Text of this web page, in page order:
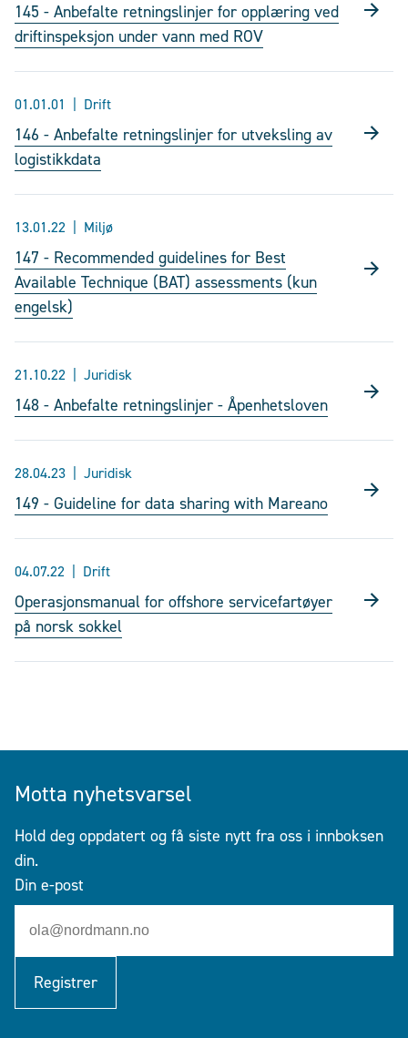
145 - Anbefalte retningslinjer for opplæring ved
driftinspeksjon under vann med ROV
01.01.01 Drift
146 - Anbefalte retningslinjer for utveksling av
logistikkdata
13.01.22 Miljø
147 - Recommended guidelines for Best
Available Technique (BAT) assessments (kun
engelsk)
21.10.22 Juridisk
148 - Anbefalte retningslinjer - Åpenhetsloven
28.04.23 Juridisk
149 - Guideline for data sharing with Mareano
04.07.22 Drift
Operasjonsmanual for offshore servicefartøyer
på norsk sokkel
Motta nyhetsvarsel
Hold deg oppdatert og få siste nytt fra oss i innboksen
din.
Din e-post
Registrer